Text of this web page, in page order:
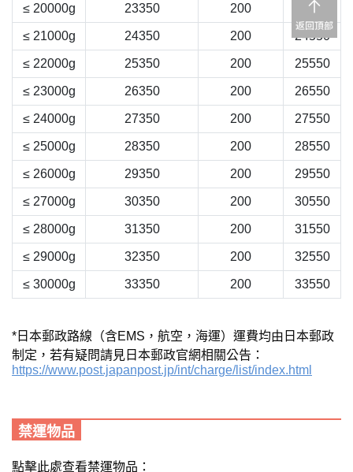
≤ 20000g 23350 200 23550
≤ 21000g 24350 200 24550
≤ 22000g 25350 200 25550
≤ 23000g 26350 200 26550
≤ 24000g 27350 200 27550
≤ 25000g 28350 200 28550
≤ 26000g 29350 200 29550
≤ 27000g 30350 200 30550
≤ 28000g 31350 200 31550
≤ 29000g 32350 200 32550
≤ 30000g 33350 200 33550
*日本郵政路線 （含EMS，航空，海運）運費均由日本郵政
制定，若有疑問請見日本郵政官網相關公告：
https://www.post.japanpost.jp/int/charge/list/index.html
禁運物品
點擊此處查看禁運物品：